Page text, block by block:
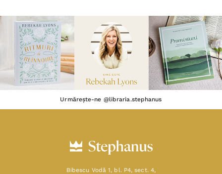
Urmărește-ne @libraria.stephanus
Bibescu Vodă 1, bl. P4, sect. 4,